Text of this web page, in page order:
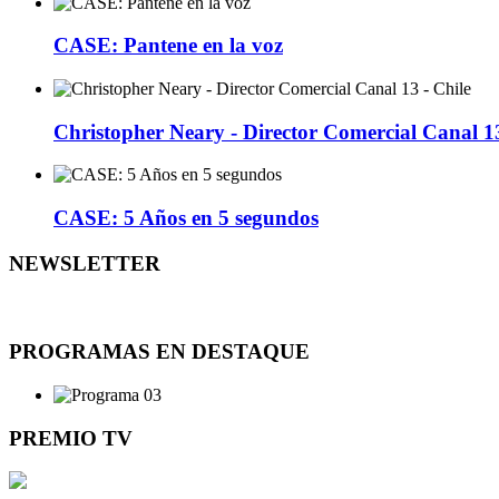
CASE: Pantene en la voz
Christopher Neary - Director Comercial Canal
CASE: 5 Años en 5 segundos
NEWSLETTER
PROGRAMAS EN DESTAQUE
PREMIO TV